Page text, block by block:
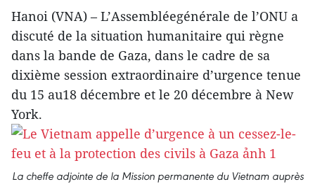
Hanoi (VNA) – L’Assembléegénérale de l’ONU a
discuté de la situation humanitaire qui règne
dans la bande de Gaza, dans le cadre de sa
dixième session extraordinaire d’urgence tenue
du 15 au18 décembre et le 20 décembre à New
York.
La cheffe adjointe de la Mission permanente du Vietnam auprès